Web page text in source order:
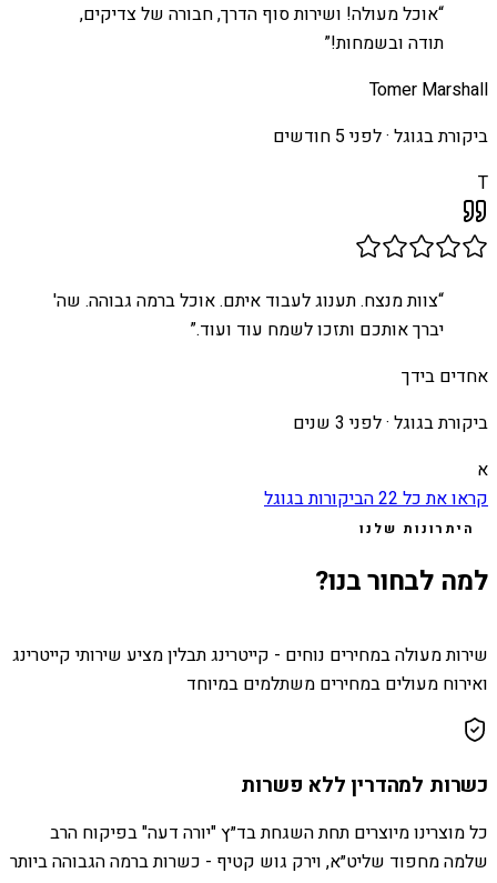
“אוכל מעולה! ושירות סוף הדרך, חבורה של צדיקים,
תודה ובשמחות!”
Tomer Marshall
ביקורת בגוגל ·לפני 5 חודשים
T
“צוות מנצח. תענוג לעבוד איתם. אוכל ברמה גבוהה. שה'
יברך אותכם ותזכו לשמח עוד ועוד.”
אחדים בידך
ביקורת בגוגל ·לפני 3 שנים
א
קראו את כל22הביקורות בגוגל
היתרונות שלנו
למה לבחור בנו?
שירות מעולה במחירים נוחים - קייטרינג תבלין מציע שירותי קייטרינג
ואירוח מעולים במחירים משתלמים במיוחד
כשרות למהדרין ללא פשרות
כל מוצרינו מיוצרים תחת השגחת בד״ץ "יורה דעה" בפיקוח הרב
שלמה מחפוד שליט״א, וירק גוש קטיף - כשרות ברמה הגבוהה ביותר